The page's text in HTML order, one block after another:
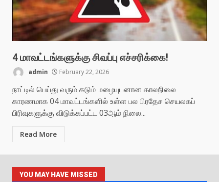
4 மாவட்டங்களுக்கு சிவப்பு எச்சரிக்கை!
admin February 22, 2026
நாட்டில் பெய்து வரும் கடும் மழையுடனான காலநிலை
காரணமாக 04 மாவட்டங்களில் உள்ள பல பிரதேச செயலகப்
பிரிவுகளுக்கு விடுக்கப்பட்ட 03ஆம் நிலை...
Read More
YOU MAY HAVE MISSED